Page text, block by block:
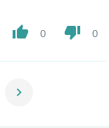
thumb_up 0 thumb_down 0
chevron_right